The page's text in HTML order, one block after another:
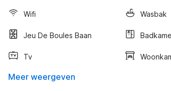
Wifi Wasbak
Jeu De Boules Baan
Tv
Meer weergeven